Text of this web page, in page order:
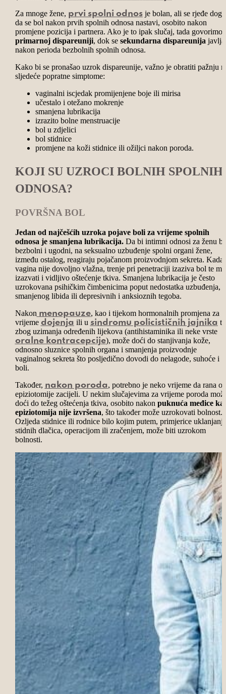
Za mnoge žene, prvi spolni odnosje bolan, ali se rjeđe
da se bol nakon prvih spolnih odnosa nastavi, osobito nakon
promjene pozicija i partnera. Ako je to ipak slučaj, tada govorimo
primarnoj dispareuniji, dok se sekundarna dispareunija javlja
nakon perioda bezbolnih spolnih odnosa.
Kako bi se pronašao uzrok dispareunije, važno je obratiti pažnju
sljedeće popratne simptome:
vaginalni iscjedak promijenjene boje ili mirisa
učestalo i otežano mokrenje
smanjena lubrikacija
izrazito bolne menstruacije
bol u zdjelici
bol stidnice
promjene na koži stidnice ili ožiljci nakon poroda.
KOJI SU UZROCI BOLNIH SPOLNIH
ODNOSA?
POVRŠNA BOL
Jedan od najčešćih uzroka pojave boli za vrijeme spolnih
odnosa je smanjena lubrikacija. Da bi intimni odnosi za ženu
bezbolni i ugodni, na seksualno uzbuđenje spolni organi žene,
između ostalog, reagiraju pojačanom proizvodnjom sekreta. Kada
vagina nije dovoljno vlažna, trenje pri penetraciji izaziva bol te
izazvati i vidljivo oštećenje tkiva. Smanjena lubrikacija je često
uzrokovana psihičkim čimbenicima poput nedostatka uzbuđenja,
smanjenog libida ili depresivnih i anksioznih tegoba.
Nakon menopauze, kao i tijekom hormonalnih promjena za
vrijeme dojenja ili u sindromu policističnih jajnika te
zbog uzimanja određenih lijekova (antihistaminika ili neke vrste
oralne kontracepcije), može doći do stanjivanja kože,
odnosno sluznice spolnih organa i smanjenja proizvodnje
vaginalnog sekreta što posljedično dovodi do nelagode, suhoće i
boli.
Također, nakon poroda, potrebno je neko vrijeme da rana od
epiziotomije zacijeli. U nekim slučajevima za vrijeme poroda
doći do težeg oštećenja tkiva, osobito nakon puknuća međice
epiziotomija nije izvršena, što također može uzrokovati bolnost.
Ozljeda stidnice ili rodnice bilo kojim putem, primjerice
stidnih dlačica, operacijom ili zračenjem, može biti uzrokom
bolnosti.